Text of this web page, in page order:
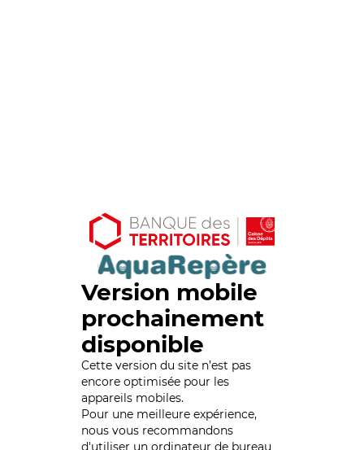
Version mobile
prochainement
disponible
Cette version du site n’est pas
encore optimisée pour les
appareils mobiles.
Pour une meilleure expérience,
nous vous recommandons
d'utiliser un ordinateur de bureau